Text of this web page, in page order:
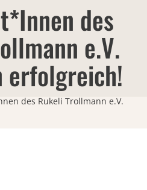
des
e.V.
des Rukeli Trollmann e.V.